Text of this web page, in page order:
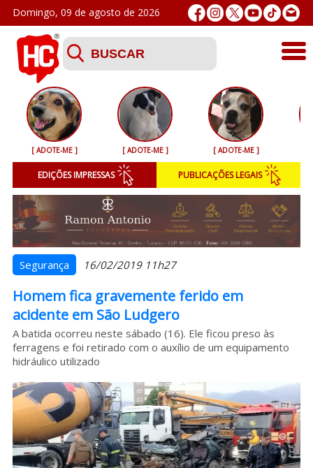
Domingo, 09 de agosto de 2026
Últimas
Esporte
Segurança
Geral
Variedades
Colunistas
Podcasts
Sobre o HC
[ ADOTE-ME ] [ ADOTE-ME ] [ ADOTE-ME ]
EDIÇÕES IMPRESSAS PUBLICAÇÕES LEGAIS
Segurança 16/02/2019 11h27
Homem fica gravemente ferido em
acidente em São Ludgero
A batida ocorreu neste sábado (16). Ele ficou preso às
ferragens e foi retirado com o auxílio de um equipamento
hidráulico utilizado